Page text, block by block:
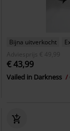
Bijna uitverkocht
Adviesprijs
€ 49,99
€ 43,99
Vailed in Darkness